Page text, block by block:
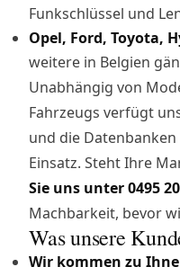
Funkschlüssel und
Opel, Ford, Toyota,
weitere in Belgien
Unabhängig von
Fahrzeugs verfügt
und die
Einsatz. Steht Ihre
Sie uns unter 0495
Machbarkeit, bevor
Was unsere
Wir kommen zu